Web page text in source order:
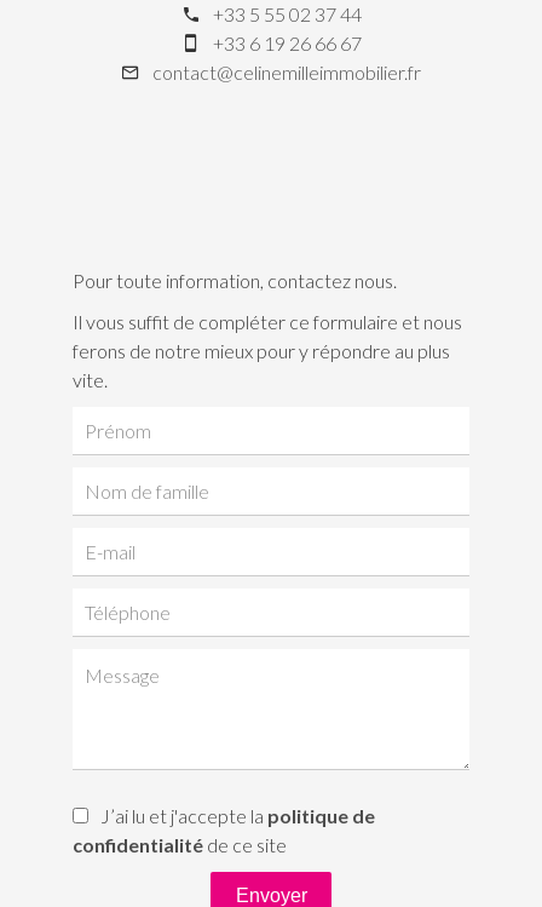
+33 5 55 02 37 44
+33 6 19 26 66 67
contact@celinemilleimmobilier.fr
Pour toute information, contactez nous.
Il vous suffit de compléter ce formulaire et nous
ferons de notre mieux pour y répondre au plus
vite.
J’ai lu et j'accepte la politique de
confidentialité de ce site
Envoyer